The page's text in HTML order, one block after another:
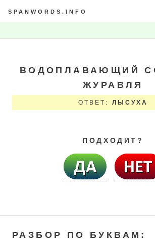
SPANWORDS.INFO
ВОДОПЛАВАЮЩИЙ
ЖУРАВЛЯ
ОТВЕТ: ЛЫСУХА
ПОДХОДИТ?
РАЗБОР ПО БУКВАМ: